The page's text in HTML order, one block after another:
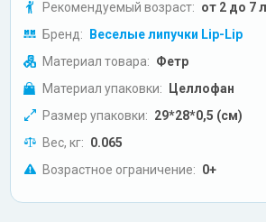
Рекомендуемый возраст: от 2 до 7
Бренд: Веселые липучки Lip-Lip
Материал товара: Фетр
Материал упаковки: Целлофан
Размер упаковки: 29*28*0,5 (см)
Вес, кг: 0.065
Возрастное ограничение: 0+